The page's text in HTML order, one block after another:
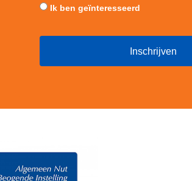
Ik ben geïnteresseerd